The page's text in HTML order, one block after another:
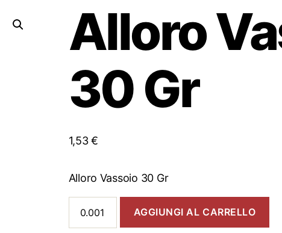
Alloro
30 Gr
1,53€
Alloro Vassoio 30 Gr
Vassoio
30
AGGIUNGI AL CARRELLO